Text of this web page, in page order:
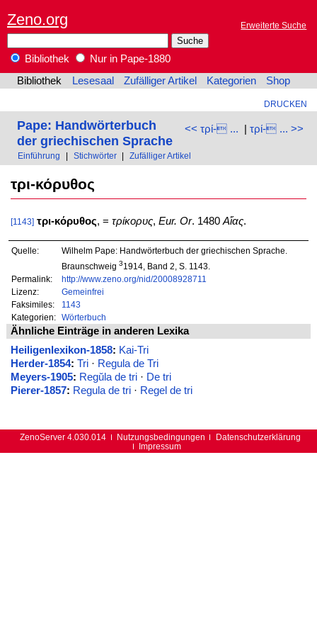
Zeno.org Erweiterte Suche
Bibliothek
Nur in Pape-1880
Bibliothek
Lesesaal Zufälliger Artikel Kategorien Shop
DRUCKEN
<< τρί- ... | τρί- ... >>
Pape: Handwörterbuch
der griechischen Sprache
Einführung Stichwörter Zufälliger Artikel
τρι-κόρυθος
[1143] τρι-κόρυθος, = τρίκορυς, Eur. Or. 1480Αἴας.
Quelle:
Wilhelm Pape: Handwörterbuch der griechischen Sprache.
Braunschweig 31914, Band 2, S. 1143.
Permalink:
http://www.zeno.org/nid/20008928711
Lizenz:
Gemeinfrei
Faksimiles:
1143
Kategorien:
Wörterbuch
Ähnliche Einträge in anderen Lexika
Heiligenlexikon-1858: Kai-Tri
Herder-1854: Tri· Regula de Tri
Meyers-1905: Regŭla de tri· De tri
Pierer-1857: Regula de tri· Regel de tri
ZenoServer 4.030.014 Nutzungsbedingungen
Datenschutzerklärung
Impressum